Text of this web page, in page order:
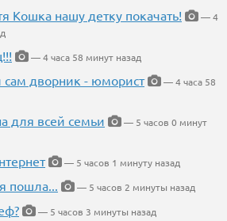
Кошка нашу детку покачать!
— 4
— 4 часа 58 минут назад
сам дворник - юморист
— 4 часа 58
для всей семьи
— 5 часов 0 минут
— 5 часов 1 минуту назад
пошла...
— 5 часов 2 минуты назад
— 5 часов 3 минуты назад